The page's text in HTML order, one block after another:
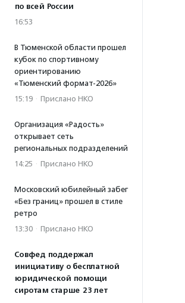
по всей России
16:53
В Тюменской области прошел
кубок по спортивному
ориентированию
«Тюменский формат-2026»
15:19 · Прислано НКО
Организация «Радость»
открывает сеть
региональных подразделений
14:25 · Прислано НКО
Московский юбилейный забег
«Без границ» прошел в стиле
ретро
13:30 · Прислано НКО
Совфед поддержал
инициативу о бесплатной
юридической помощи
сиротам старше 23 лет